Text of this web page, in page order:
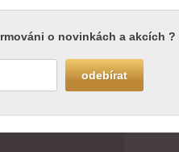
o novinkách a akcích ?